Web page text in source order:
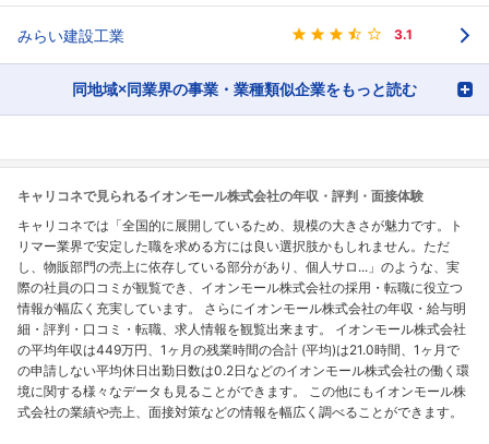
みらい建設工業 3.1
同地域×同業界の事業・業種類似企業をもっと読む
キャリコネで見られるイオンモール株式会社の年収・評判・面接体験
キャリコネでは「全国的に展開しているため、規模の大きさが魅力です。ト
リマー業界で安定した職を求める方には良い選択肢かもしれません。ただ
し、物販部門の売上に依存している部分があり、個人サロ...」のような、実
際の社員の口コミが観覧でき、イオンモール株式会社の採用・転職に役立つ
情報が幅広く充実しています。 さらにイオンモール株式会社の年収・給与明
細・評判・口コミ・転職、求人情報を観覧出来ます。 イオンモール株式会社
の平均年収は449万円、1ヶ月の残業時間の合計 (平均)は21.0時間、1ヶ月で
の申請しない平均休日出勤日数は0.2日などのイオンモール株式会社の働く環
境に関する様々なデータも見ることができます。 この他にもイオンモール株
式会社の業績や売上、面接対策などの情報を幅広く調べることができます。